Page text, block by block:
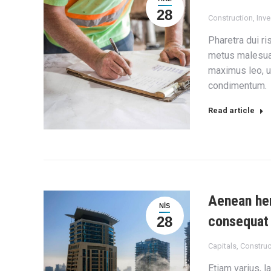
28 Construction,
Pharetra dui
metus
maximus leo,
condimentum.
Read article
NIS
28
Aenean
consequat
Capitals,
Etiam varius,